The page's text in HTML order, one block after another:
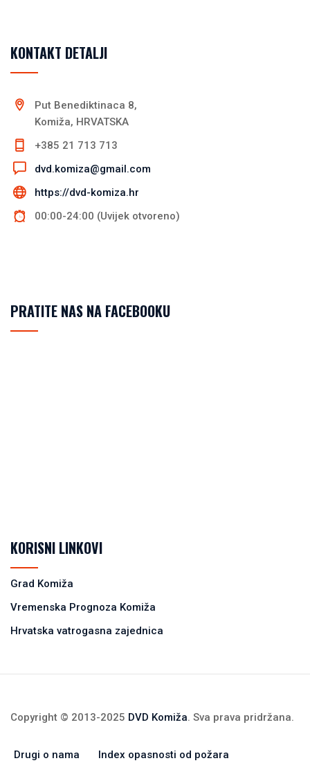
KONTAKT DETALJI
Put Benediktinaca 8,
Komiža, HRVATSKA
+385 21 713 713
dvd.komiza@gmail.com
https://dvd-komiza.hr
00:00-24:00 (Uvijek otvoreno)
PRATITE NAS NA FACEBOOKU
KORISNI LINKOVI
Grad Komiža
Vremenska Prognoza Komiža
Hrvatska vatrogasna zajednica
Copyright © 2013-2025 DVD Komiža. Sva prava pridržana.
Drugi o nama Index opasnosti od požara